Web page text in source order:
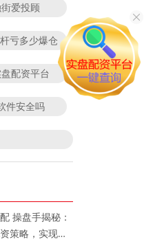
爱投顾
亏多少爆仓
配资平台
件安全吗
操盘手揭秘：
策略，实现资